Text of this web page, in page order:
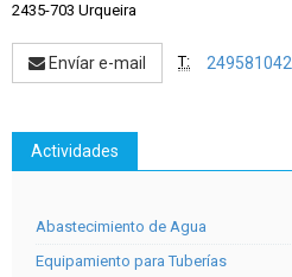
2435-703 Urqueira
Envíar e-mail T: 249581042
Actividades
Abastecimiento de Agua
Equipamiento para Tuberías